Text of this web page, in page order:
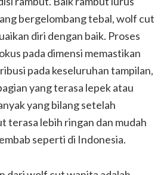
bergelombang tebal, wolf cut
diri dengan baik. Proses
pada dimensi memastikan
pada keseluruhan tampilan,
yang terasa lepek atau
yang bilang setelah
terasa lebih ringan dan mudah
seperti di Indonesia.